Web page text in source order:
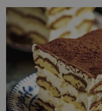
krutý. Jeho činy budí